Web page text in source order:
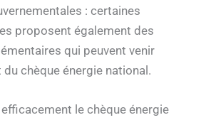
: certaines
proposent également des
qui peuvent venir
chèque énergie national.
le chèque énergie